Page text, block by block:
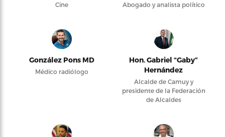
Cine Abogado y analista político
González Pons MD
Médico radiólogo
Hon. Gabriel “Gaby”
Hernández
Alcalde de Camuy y
presidente de la Federación
de Alcaldes